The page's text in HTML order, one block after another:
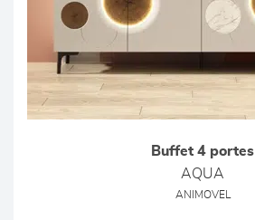
Buffet 4 portes
AQUA
ANIMOVEL